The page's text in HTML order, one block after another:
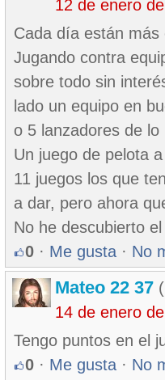
12 de enero
Cada día están más
Jugando contra
sobre todo sin
lado un equipo en
o 5 lanzadores de
Un juego de pelota
11 juegos los que
a dar, pero ahora
No he descubierto
0 · Me gusta · No
Mateo 22 37
14 de enero
Tengo puntos en el
0 · Me gusta · No